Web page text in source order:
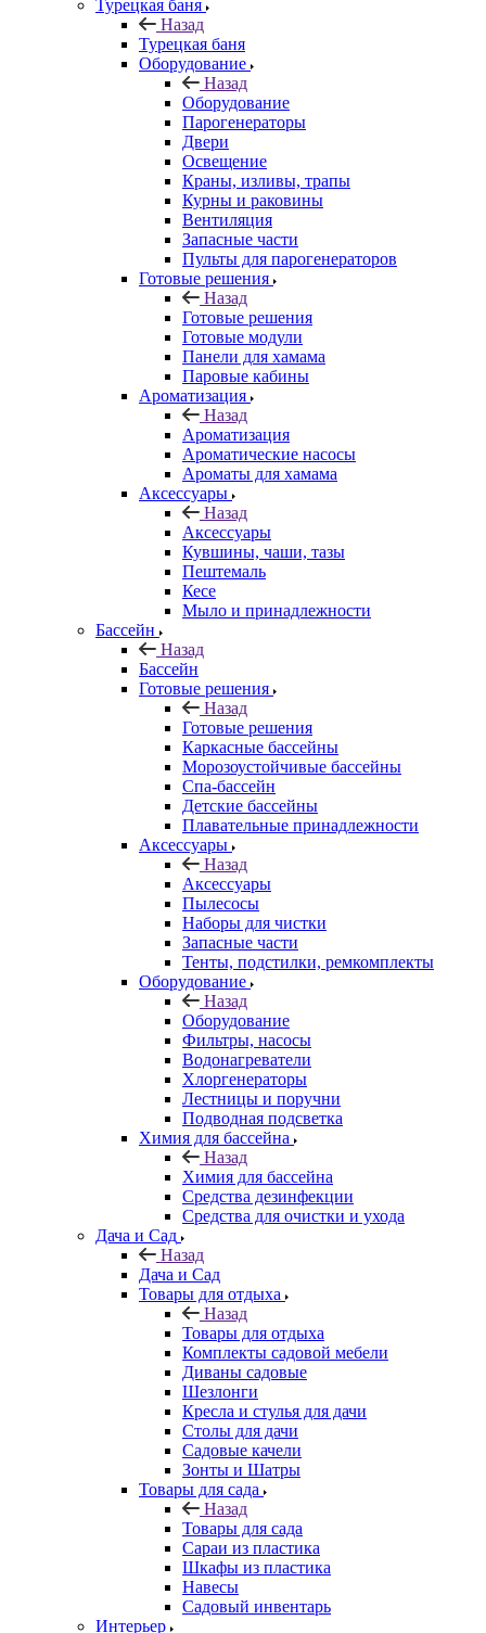
Турецкая баня
Назад
Турецкая баня
Оборудование
Назад
Оборудование
Парогенераторы
Двери
Освещение
Краны, изливы, трапы
Курны и раковины
Вентиляция
Запасные части
Пульты для парогенераторов
Готовые решения
Назад
Готовые решения
Готовые модули
Панели для хамама
Паровые кабины
Ароматизация
Назад
Ароматизация
Ароматические насосы
Ароматы для хамама
Аксессуары
Назад
Аксессуары
Кувшины, чаши, тазы
Пештемаль
Кесе
Мыло и принадлежности
Бассейн
Назад
Бассейн
Готовые решения
Назад
Готовые решения
Каркасные бассейны
Морозоустойчивые бассейны
Спа-бассейн
Детские бассейны
Плавательные принадлежности
Аксессуары
Назад
Аксессуары
Пылесосы
Наборы для чистки
Запасные части
Тенты, подстилки, ремкомплекты
Оборудование
Назад
Оборудование
Фильтры, насосы
Водонагреватели
Хлоргенераторы
Лестницы и поручни
Подводная подсветка
Химия для бассейна
Назад
Химия для бассейна
Средства дезинфекции
Средства для очистки и ухода
Дача и Сад
Назад
Дача и Сад
Товары для отдыха
Назад
Товары для отдыха
Комплекты садовой мебели
Диваны садовые
Шезлонги
Кресла и стулья для дачи
Столы для дачи
Садовые качели
Зонты и Шатры
Товары для сада
Назад
Товары для сада
Сараи из пластика
Шкафы из пластика
Навесы
Садовый инвентарь
Интерьер